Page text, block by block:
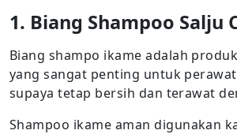
1. Biang Shampoo Salju
Biang shampo ikame adalah
yang sangat penting untuk
supaya tetap bersih dan terawat
Shampoo ikame aman digunakan